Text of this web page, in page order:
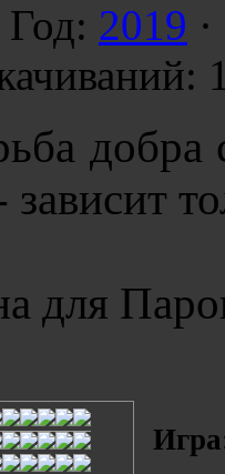
Год: 2019
для